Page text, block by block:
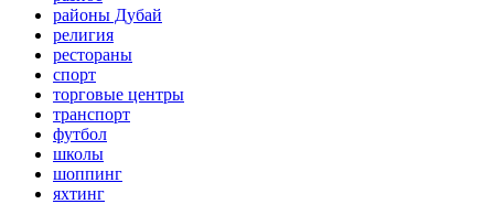
районы Дубай
религия
рестораны
спорт
торговые центры
транспорт
футбол
школы
шоппинг
яхтинг